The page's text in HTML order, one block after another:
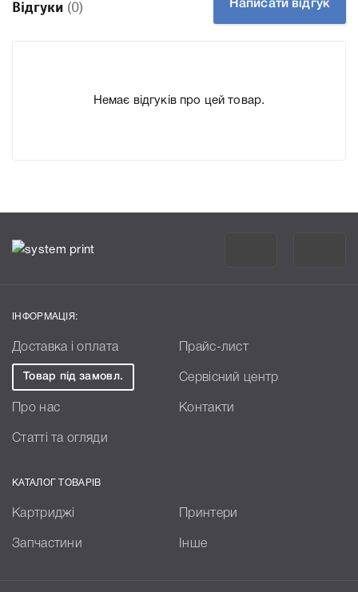
1015/1018/2015/2016/2018/2020/DSm615/DSm618/DSm616/
що дозволить Вам легко підтвердити правильність
Відгуки (0) Написати відгук
Немає відгуків про цей товар.
ІНФОРМАЦІЯ:
Доставка і оплата Прайс-лист
Товар під замовл. Сервісний центр
Про нас Контакти
Статті та огляди
КАТАЛОГ ТОВАРІВ
Картриджі Принтери
Запчастини Інше